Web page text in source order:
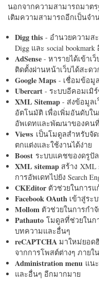
นอกจากความสามารถมาตร
เติมความสามารถอีกเป็นจ
Digg this - อำนวยความส
Digg และ social bookmark
AdSense - หารายได้เข้าเ
ติดตั้งผ่านหน้าเว็บได้สะดว
Google Maps - เชื่อมข้อมูล
Ubercart - ระบบอีคอมเมิ
XML Sitemap - ส่งข้อมูลเ
อัตโนมัติ เพื่อเพิ่มอันดับใ
อัพเดทและพัฒนาของคน
Views เป็นโมดูลสำหรับจั
ตกแต่งและใช้งานได้ง่าย
Boost ระบบแคชของดรูปั
XML sitemap สร้าง XML
การอัพเดทไปยัง Search
CKEditorตัวช่วยในการแ
Facebook OAuth เข้าสู่ระ
Mollom ตัวช่วยในการกำ
Pathauto โมดูลที่ช่วยในก
บทความและอื่นๆ
reCAPTCHA มาใหม่ยอด
จากการโพสต์ต่างๆ ภายใ
Administration menu แน
และอื่นๆ อีกมากมาย